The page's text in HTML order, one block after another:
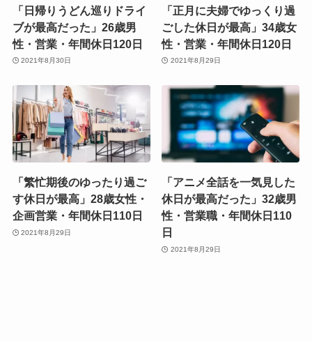
「日帰りうどん巡りドライ
ブが最高だった」26歳男
性・営業・年間休日120日
2021年8月30日
「正月に夫婦でゆっくり過
ごした休日が最高」34歳女
性・営業・年間休日120日
2021年8月29日
「繁忙期後のゆったり過ご
す休日が最高」28歳女性・
企画営業・年間休日110日
2021年8月29日
「アニメ全話を一気見した
休日が最高だった」32歳男
性・営業職・年間休日110
日
2021年8月29日